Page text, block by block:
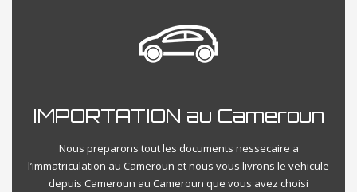
IMPORTATION au Cameroun
Nous preparons tout les documents nessecaire a
l’immatriculation au Cameroun et nous vous livrons le vehicule
depuis Cameroun au Cameroun que vous avez choisi